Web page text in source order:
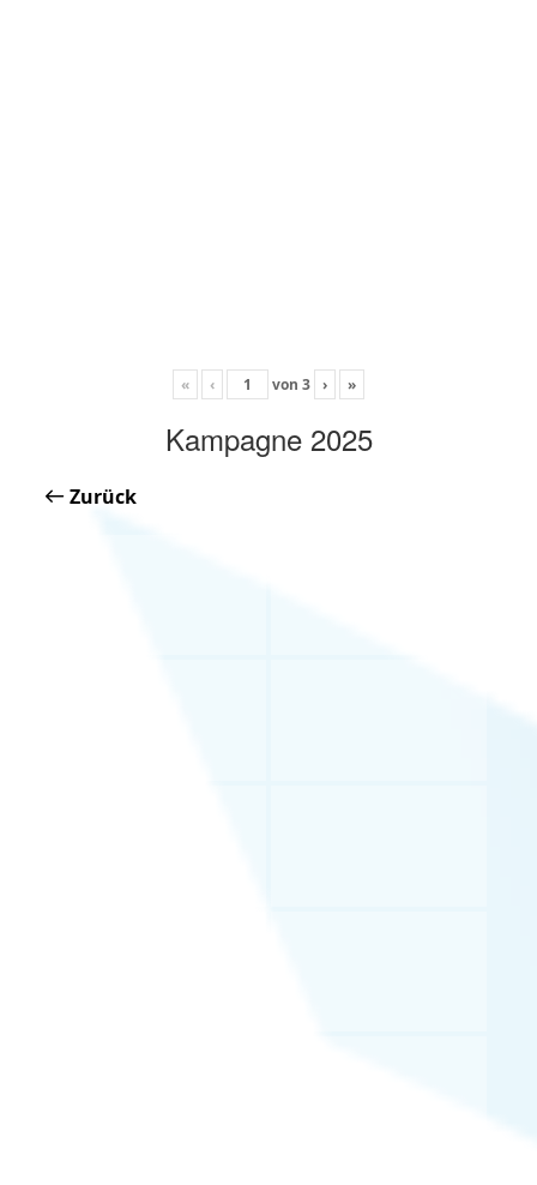
« ‹ von 3 › »
Kampagne 2025
Zurück